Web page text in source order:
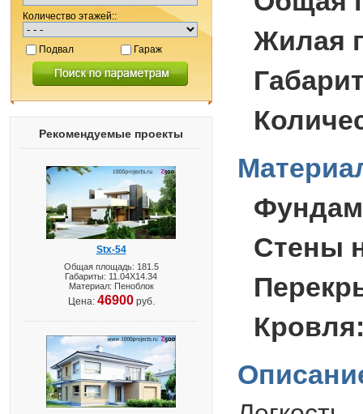
Количество этажей::
Подвал Гараж
Рекомендуемые проекты
Stx-54
Общая площадь: 181.5
Габариты: 11.04X14.34
Материал: Пеноблок
Цена: 46900руб.
Жилая
Стены